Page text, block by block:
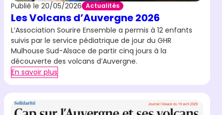
Publié le 20/05/2026 Actualités
Les Volcans d’Auvergne 2026
L’Association Sourire Ensemble a permis à 12 enfants
suivis par le service pédiatrique de jour du GHR
Mulhouse Sud-Alsace de partir cinq jours à la
découverte des volcans d’Auvergne.
En savoir plus